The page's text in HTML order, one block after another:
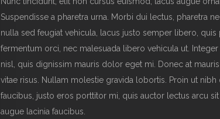
Suspendisse a pharetra urna. Morbi dui lectus, pharetra
nulla sed feugiat vehicula, lacus justo semper libero,
fermentum orci, nec malesuada libero vehicula ut.
nisl, quis dignissim mauris dolor eget mi. Donec at
vitae risus. Nullam molestie gravida lobortis. Proin ut
faucibus, justo eros porttitor mi, quis auctor lectus arcu
augue lacinia faucibus.